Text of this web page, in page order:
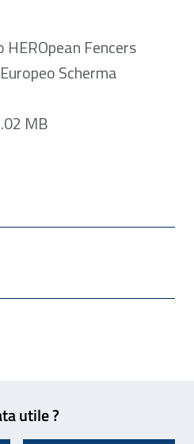
1.02 MB
Fencers
Scherma
MB
- Sito esterno - Apertura in
Apertura in nuova finestra
il programma di posta
pagina: scelta meno
utile ?